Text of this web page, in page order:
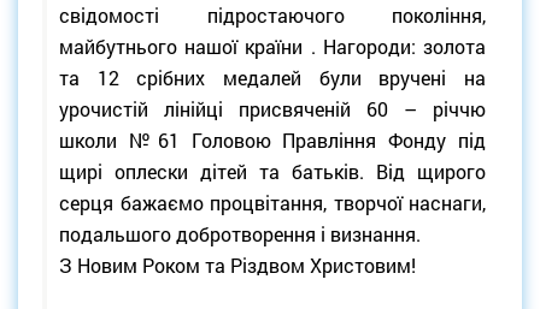
свідомості підростаючого покоління,
майбутнього нашої країни . Нагороди: золота
та 12 срібних медалей були вручені на
урочистій лінійці присвяченій 60 – річчю
школи №61 Головою Правління Фонду під
щирі оплески дітей та батьків. Від щирого
серця бажаємо процвітання, творчої наснаги,
подальшого добротворення і визнання.
З Новим Роком та Різдвом Христовим!